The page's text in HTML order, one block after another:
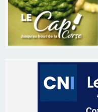
Les brèves